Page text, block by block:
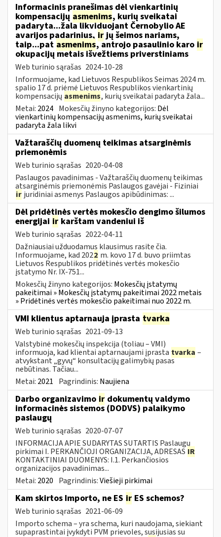
Informacinis pranešimas dėl vienkartinių
kompensacijų asmenims, kurių sveikatai
padaryta...žala likviduojant Černobylio AE
avarijos padarinius, irjų šeimos nariams,
taip...pat asmenims, antrojo pasaulinio karo ir
okupacijų metais išvežtiems priverstiniams
Web turinio sąrašas 2024-10-28
Informuojame, kad Lietuvos Respublikos Seimas 2024 m.
spalio 17 d. priėmė Lietuvos Respublikos vienkartinių
kompensacijų asmenims, kurių sveikatai padaryta žala...
Metai: 2024 Mokesčių žinyno kategorijos: Dėl
vienkartinių kompensacijų asmenims, kurių sveikatai
padaryta žala likvi
Važtaraščių duomenų teikimas atsarginėmis
priemonėmis
Web turinio sąrašas 2020-04-08
Paslaugos pavadinimas - Važtaraščių duomenų teikimas
atsarginėmis priemonėmis Paslaugos gavėjai - Fiziniai
ir juridiniai asmenys Paslaugos apibūdinimas: ...
Dėl pridėtinės vertės mokesčio dengimo šilumos
energijai ir karštam vandeniui iš
Web turinio sąrašas 2022-04-11
Dažniausiai užduodamus klausimus rasite čia.
Informuojame, kad 2022 m. kovo 17 d. buvo priimtas
Lietuvos Respublikos pridėtinės vertės mokesčio
įstatymo Nr. IX-751...
Mokesčių žinyno kategorijos: Mokesčių įstatymų
pakeitimai » Mokesčių įstatymų pakeitimai 2022 metais
» Pridėtinės vertės mokesčio pakeitimai nuo 2022 m.
VMI klientus aptarnauja įprasta tvarka
Web turinio sąrašas 2021-09-13
Valstybinė mokesčių inspekcija (toliau – VMI)
informuoja, kad klientai aptarnaujami įprasta tvarka –
atvykstant „gyvų“ konsultacijų galimybių pasas
nebūtinas. Tačiau...
Metai: 2021 Pagrindinis: Naujiena
Darbo organizavimo ir dokumentų valdymo
informacinės sistemos (DODVS) palaikymo
paslaugų
Web turinio sąrašas 2020-07-07
INFORMACIJA APIE SUDARYTAS SUTARTIS Paslaugų
pirkimai I. PERKANČIOJI ORGANIZACIJA, ADRESAS IR
KONTAKTINIAI DUOMENYS: I.1. Perkančiosios
organizacijos pavadinimas...
Metai: 2020 Pagrindinis:Viešieji pirkimai
Kam skirtos Importo, ne ES ir ES schemos?
Web turinio sąrašas 2021-06-09
Importo schema – yra schema, kuri naudojama, siekiant
supaprastintai įvykdyti PVM prievoles, susijusias su